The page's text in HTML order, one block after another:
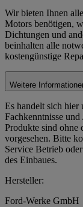
Wir bieten Ihnen
Motors benötigen,
Dichtungen und
beinhalten alle
kostengünstige
Weitere
Es handelt sich hier
Fachkenntnisse
Produkte sind ohne
vorgesehen. Bitte
Service Betrieb
des Einbaues.
Hersteller:
Ford-Werke GmbH